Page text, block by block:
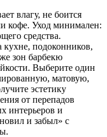
влагу, не боится
кофе. Уход минимален:
средства.
подоконников,
зон барбекю
Выберите один
матовую,
эстетику
от перепадов
интерьеров и
и забыл» с